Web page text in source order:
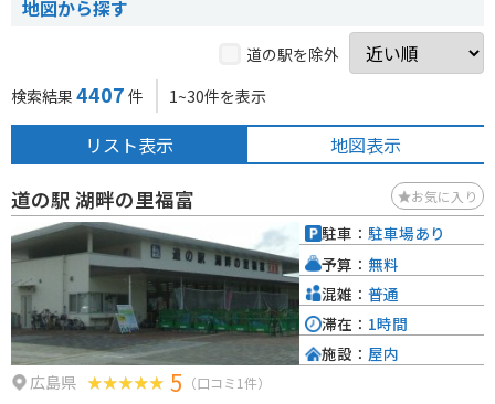
地図から探す
道の駅を除外
検索結果 4407 件 1~30件を表示
リスト表示 地図表示
道の駅 湖畔の里福富 お気に入り
広島県 5 （口コミ1件）
駐車： 駐車場あり
予算： 無料
混雑： 普通
滞在： 1時間
施設： 屋内